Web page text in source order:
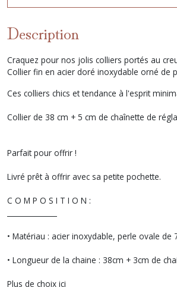
Description
Craquez pour nos jolis colliers portés au
Collier fin en acier doré inoxydable orné de
Ces colliers chics et tendance à l'esprit
Collier de 38 cm + 5 cm de chaînette de
Parfait pour offrir !
Livré prêt à offrir avec sa petite pochette.
C O M P O S I T I O N :
• Matériau : acier inoxydable, perle ovale de
• Longueur de la chaine : 38cm + 3cm de
Plus de choix ici